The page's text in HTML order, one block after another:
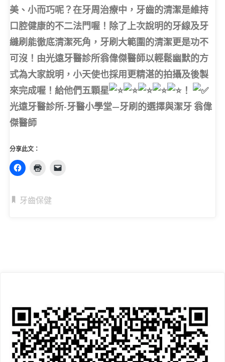
美、小而巧呢？在牙周治療中，牙齒的清潔是維持
口腔健康的不二法門喔！除了上次說明的牙線及牙
縫刷能徹底清潔死角，牙刷大範圍的清潔更是功不
可沒！由光遠牙醫診所翁偉傑醫師以輕鬆幽默的方
式為大家說明，小天使也採用更精湛的拍攝及後製
來完成喔！給他們五顆星
！
光遠牙醫診所-牙醫小學堂—牙刷的選擇與潔牙 翁偉
傑醫師
分享此文：
牙齒保健